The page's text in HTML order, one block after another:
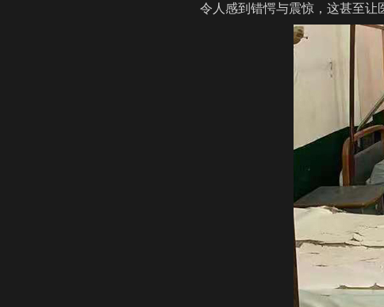
令人感到错愕与震惊，这甚至让